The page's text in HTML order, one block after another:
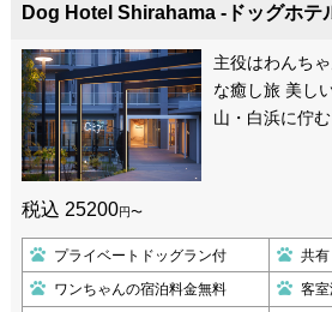
Dog Hotel Shirahama -ドッグホテ
主役はわんち
な癒し旅 美し
山・白浜に佇
税込 25200円〜
プライベートドッグラン付 共有
ワンちゃんの宿泊料金無料 客